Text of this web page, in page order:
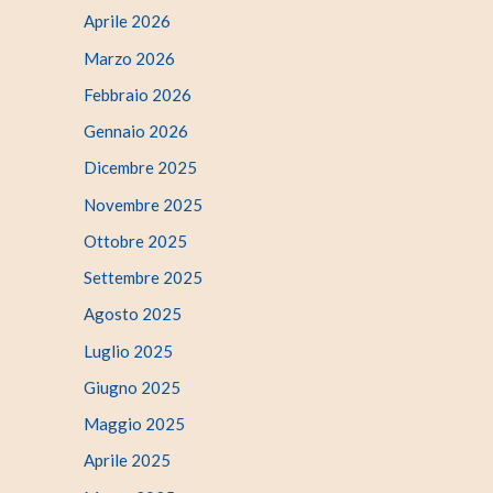
Aprile 2026
Marzo 2026
Febbraio 2026
Gennaio 2026
Dicembre 2025
Novembre 2025
Ottobre 2025
Settembre 2025
Agosto 2025
Luglio 2025
Giugno 2025
Maggio 2025
Aprile 2025